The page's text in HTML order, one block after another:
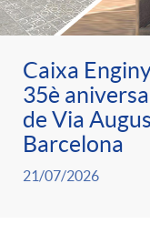
i
l
s
o
s
i
n
e
i
n
g
m
H
O
s
i
i
n
e
c
c
i
i
c
a
Caixa
35è
de Via
Barcelona
21/07/2026